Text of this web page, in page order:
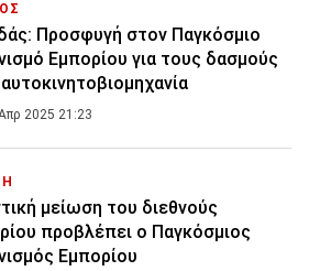
Προσφυγή στον Παγκόσμιο
Εμπορίου για τους δασμούς
2025 21:23
μείωση του διεθνούς
προβλέπει ο Παγκόσμιος
Εμπορίου